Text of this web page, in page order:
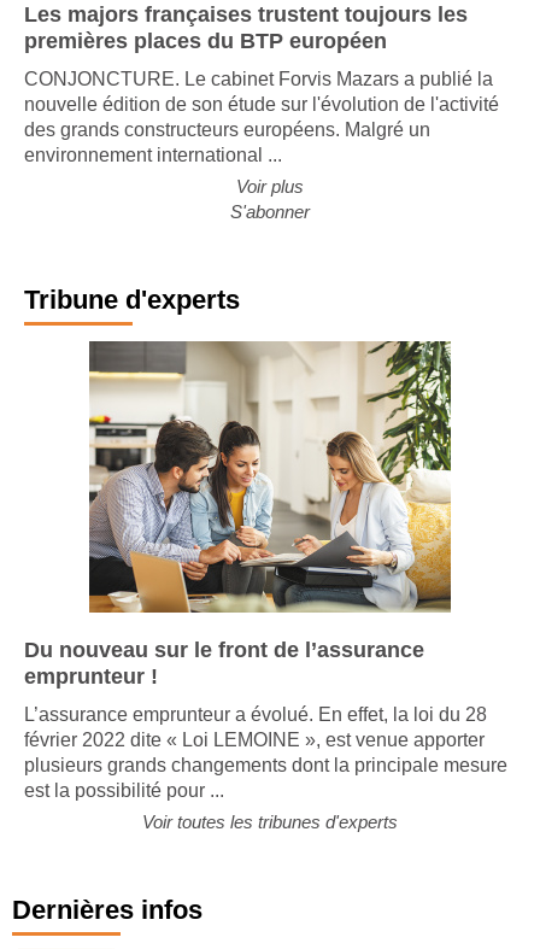
Les majors françaises trustent toujours les
premières places du BTP européen
CONJONCTURE. Le cabinet Forvis Mazars a publié la
nouvelle édition de son étude sur l'évolution de l'activité
des grands constructeurs européens. Malgré un
environnement international ...
Voir plus
S'abonner
Tribune d'experts
Du nouveau sur le front de l’assurance
emprunteur !
L’assurance emprunteur a évolué. En effet, la loi du 28
février 2022 dite « Loi LEMOINE », est venue apporter
plusieurs grands changements dont la principale mesure
est la possibilité pour ...
Voir toutes les tribunes d'experts
Dernières infos